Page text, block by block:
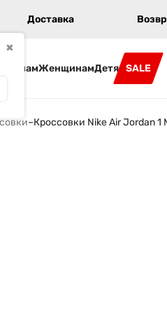
✖
Доставка
ЖенщинамДетям SALE
–Кроссовки Nike Air Jordan 1